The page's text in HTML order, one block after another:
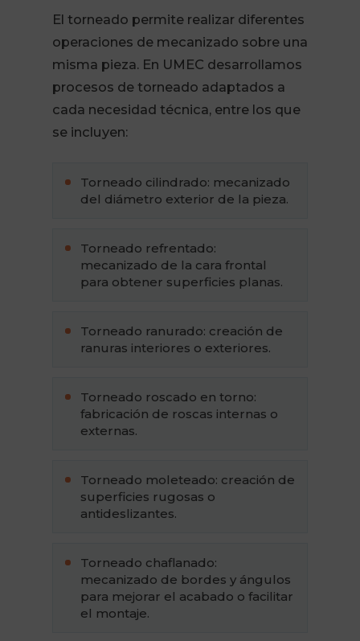
El torneado permite realizar diferentes
operaciones de mecanizado sobre una
misma pieza. En UMEC desarrollamos
procesos de torneado adaptados a
cada necesidad técnica, entre los que
se incluyen:
Torneado cilindrado: mecanizado
del diámetro exterior de la pieza.
Torneado refrentado:
mecanizado de la cara frontal
para obtener superficies planas.
Torneado ranurado: creación de
ranuras interiores o exteriores.
Torneado roscado en torno:
fabricación de roscas internas o
externas.
Torneado moleteado: creación de
superficies rugosas o
antideslizantes.
Torneado chaflanado:
mecanizado de bordes y ángulos
para mejorar el acabado o facilitar
el montaje.